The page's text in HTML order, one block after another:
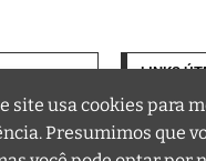
sua vida
LINKS
Termos
Política
site usa cookies para
Presumimos que